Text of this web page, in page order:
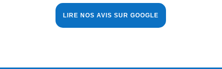
LIRE NOS AVIS SUR GOOGLE